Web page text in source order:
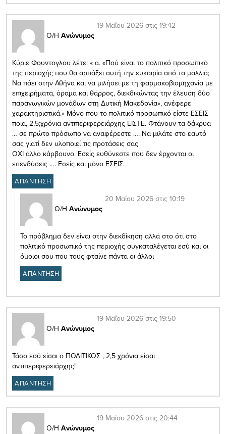
Ο/Η Ανώνυμος
19 Μαΐου 2026 στις 19:42
Κύριε Φουντογλου λέτε: « α. «Πού είναι το πολιτικό προσωπικό
της περιοχής που θα αρπάξει αυτή την ευκαιρία από τα μαλλιά;
Να πάει στην Αθήνα και να μιλήσει με τη φαρμακοβιομηχανία με
επιχειρήματα, όραμα και θάρρος, διεκδικώντας την έλευση δύο
παραγωγικών μονάδων στη Δυτική Μακεδονία», ανέφερε
χαρακτηριστικά.» Μόνο που το πολιτικό προσωπικό είστε ΕΣΕΙΣ
ποια, 2,5;χρόνια αντιπεριφερειάρχης ΕΙΣΤΕ. Φτάνουν τα δάκρυα
… σε πρώτο πρόσωπο να αναφέρεστε …. Να μιλάτε στο εαυτό
σας γιατί δεν υλοποιεί τις προτάσεις σας
ΟΧΙ άλλο κάρβουνο. Εσείς ευθύνεστε που δεν έρχονται οι
επενδύσεις …. Εσείς και μόνο ΕΣΕΙΣ.
ΑΠΑΝΤΗΣΗ
Ο/Η Ανώνυμος
20 Μαΐου 2026 στις 10:19
Το πρόβλημα δεν είναι στην διεκδίκηση αλλά στο ότι στο
πολιτικό προσωπικό της περιοχής συγκαταλέγεται εσύ και οι
όμοιοι σου που τους φταίνε πάντα οι άλλοι
ΑΠΑΝΤΗΣΗ
Ο/Η Ανώνυμος
19 Μαΐου 2026 στις 19:50
Τάσο εσύ είσαι ο ΠΟΛΙΤΙΚΟΣ , 2,5 χρόνια είσαι
αντιπεριφερειάρχης!
ΑΠΑΝΤΗΣΗ
Ο/Η Ανώνυμος
19 Μαΐου 2026 στις 20:44